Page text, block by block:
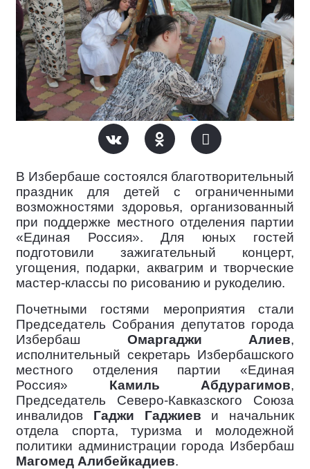
В Избербаше состоялся благотворительный
праздник для детей с ограниченными
возможностями здоровья, организованный
при поддержке местного отделения партии
«Единая Россия». Для юных гостей
подготовили зажигательный концерт,
угощения, подарки, аквагрим и творческие
мастер-классы по рисованию и рукоделию.
Почетными гостями мероприятия стали
Председатель Собрания депутатов города
Избербаш Омаргаджи Алиев,
исполнительный секретарь Избербашского
местного отделения партии «Единая
Россия» Камиль Абдурагимов,
Председатель Северо-Кавказского Союза
инвалидов Гаджи Гаджиев и начальник
отдела спорта, туризма и молодежной
политики администрации города Избербаш
Магомед Алибейкадиев.